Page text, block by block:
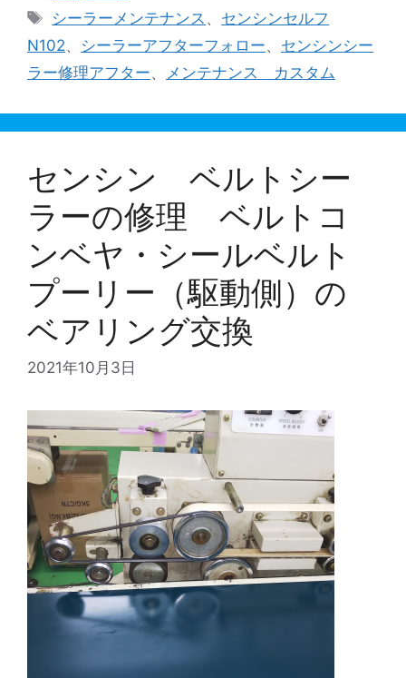
テ
リ
ー
タ
グ
シーラーメンテナンス 、 センシンセルフ
N102、 シーラーアフターフォロー、 センシンシー
ラー修理アフター、 メンテナンス カスタム
センシン ベルトシー
ラーの修理 ベルトコ
ンベヤ・シールベルト
プーリー（駆動側）の
ベアリング交換
2021年10月3日